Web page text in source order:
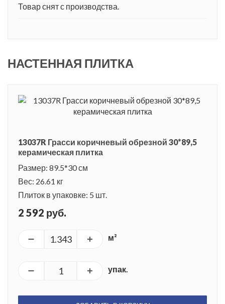
Товар снят с производства.
НАСТЕННАЯ ПЛИТКА
13037R Грасси коричневый обрезной 30*89,5
керамическая плитка
Размер: 89.5*30 см
Вес: 26.61 кг
Плиток в упаковке: 5 шт.
2 592 руб.
м²
упак.